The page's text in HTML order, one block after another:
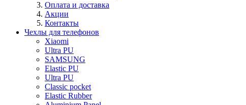
Оплата и доставка
Акции
Контакты
Чехлы для телефонов
Xiaomi
Ultra PU
SAMSUNG
Elastic PU
Ultra PU
Classic pocket
Elastic Rubber